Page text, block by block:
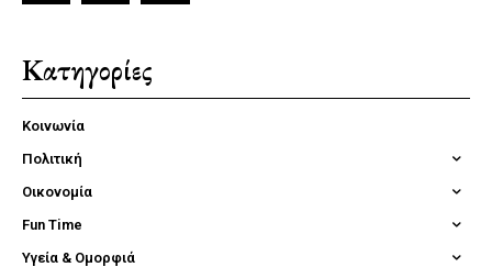
Κατηγορίες
Κοινωνία
Πολιτική
Οικονομία
Fun Time
Υγεία & Ομορφιά